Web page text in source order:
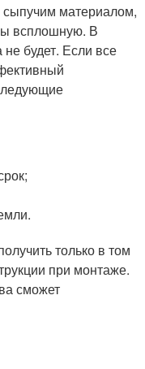
сыпучим материалом,
всплошную. В
будет. Если все
только в том
при монтаже.
сможет